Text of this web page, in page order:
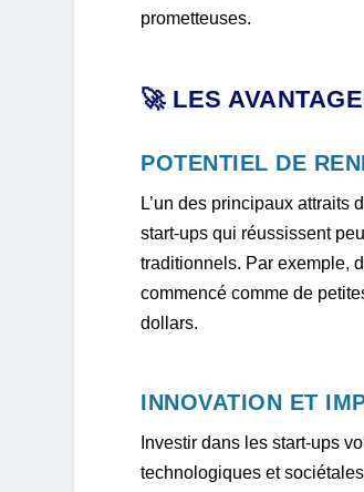
prometteuses.
🚀 LES
POTENTIEL DE
L’un des principaux attraits
start-ups qui réussissent
traditionnels. Par exemple,
commencé comme de
dollars.
INNOVATION ET
Investir dans les start-ups
technologiques et